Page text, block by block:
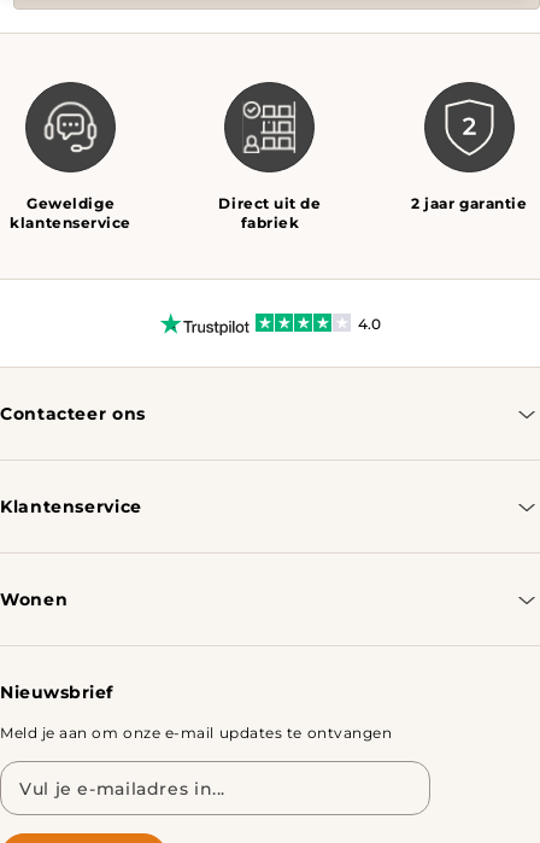
Geweldige
klantenservice
Direct uit de
fabriek
2 jaar garantie
4.0
Contacteer ons
Klantenservice
Wonen
Nieuwsbrief
Meld je aan om onze e-mail updates te ontvangen
E-
mailadres